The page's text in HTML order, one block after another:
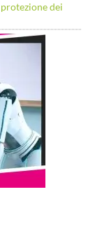
dei